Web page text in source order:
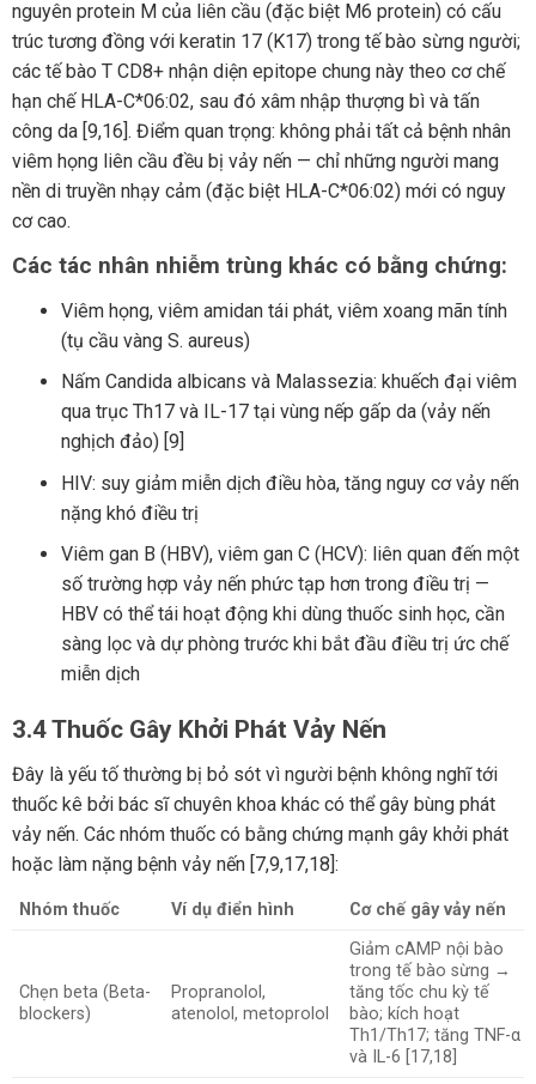
nguyên protein M của liên cầu (đặc biệt M6 protein) có cấu
trúc tương đồng với keratin 17 (K17) trong tế bào sừng người;
các tế bào T CD8+ nhận diện epitope chung này theo cơ chế
hạn chế HLA-C*06:02, sau đó xâm nhập thượng bì và tấn
công da [9,16]. Điểm quan trọng: không phải tất cả bệnh nhân
viêm họng liên cầu đều bị vảy nến — chỉ những người mang
nền di truyền nhạy cảm (đặc biệt HLA-C*06:02) mới có nguy
cơ cao.
Các tác nhân nhiễm trùng khác có bằng chứng:
Viêm họng, viêm amidan tái phát, viêm xoang mãn tính
(tụ cầu vàng S. aureus)
Nấm Candida albicans và Malassezia: khuếch đại viêm
qua trục Th17 và IL-17 tại vùng nếp gấp da (vảy nến
nghịch đảo) [9]
HIV: suy giảm miễn dịch điều hòa, tăng nguy cơ vảy nến
nặng khó điều trị
Viêm gan B (HBV), viêm gan C (HCV): liên quan đến một
số trường hợp vảy nến phức tạp hơn trong điều trị —
HBV có thể tái hoạt động khi dùng thuốc sinh học, cần
sàng lọc và dự phòng trước khi bắt đầu điều trị ức chế
miễn dịch
3.4 Thuốc Gây Khởi Phát Vảy Nến
Đây là yếu tố thường bị bỏ sót vì người bệnh không nghĩ tới
thuốc kê bởi bác sĩ chuyên khoa khác có thể gây bùng phát
vảy nến. Các nhóm thuốc có bằng chứng mạnh gây khởi phát
hoặc làm nặng bệnh vảy nến [7,9,17,18]:
Nhóm thuốc Ví dụ điển hình Cơ chế gây vảy nến
Chẹn beta (Beta-
blockers)
Propranolol,
atenolol, metoprolol
Giảm cAMP nội bào
trong tế bào sừng →
tăng tốc chu kỳ tế
bào; kích hoạt
Th1/Th17; tăng TNF-α
và IL-6 [17,18]